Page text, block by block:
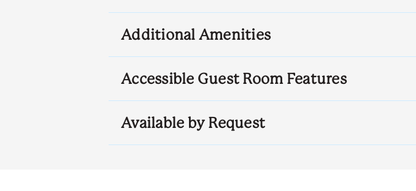
Additional Amenities
Accessible Guest Room Features
Available by Request